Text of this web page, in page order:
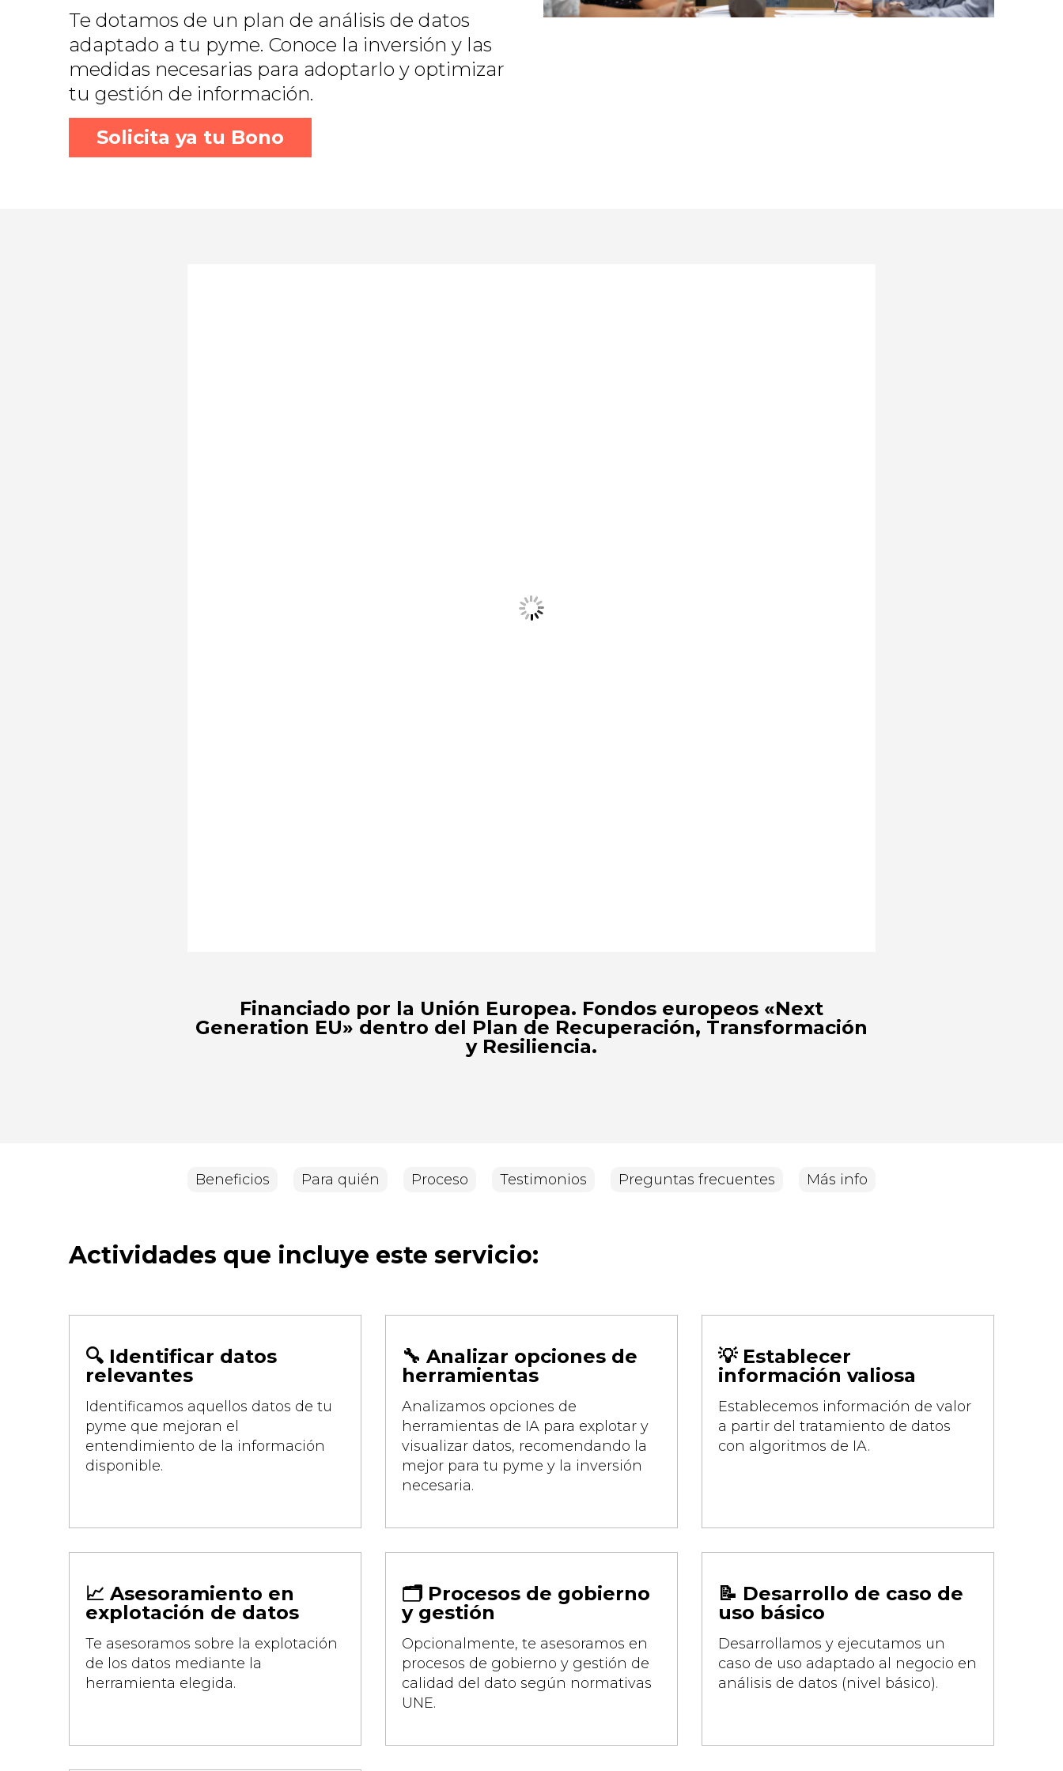
Te dotamos de un plan de análisis de datos
adaptado a tu pyme. Conoce la inversión y las
medidas necesarias para adoptarlo y optimizar
tu gestión de información.
Solicita ya tu Bono
Financiado por la Unión Europea. Fondos europeos «Next
Generation EU» dentro del Plan de Recuperación, Transformación
y Resiliencia.
Beneficios Para quién Proceso Testimonios Preguntas frecuentes Más info
Actividades que incluye este servicio:
🔍 Identificar datos
relevantes
Identificamos aquellos datos de tu
pyme que mejoran el
entendimiento de la información
disponible.
🔧 Analizar opciones de
herramientas
Analizamos opciones de
herramientas de IA para explotar y
visualizar datos, recomendando la
mejor para tu pyme y la inversión
necesaria.
💡 Establecer
información valiosa
Establecemos información de valor
a partir del tratamiento de datos
con algoritmos de IA.
📈 Asesoramiento en
explotación de datos
Te asesoramos sobre la explotación
de los datos mediante la
herramienta elegida.
🗂️ Procesos de gobierno
y gestión
Opcionalmente, te asesoramos en
procesos de gobierno y gestión de
calidad del dato según normativas
UNE.
📝 Desarrollo de caso de
uso básico
Desarrollamos y ejecutamos un
caso de uso adaptado al negocio en
análisis de datos (nivel básico).